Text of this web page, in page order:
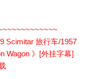
Scimitar 旅行车/1957
Wagon 》[外挂字幕]